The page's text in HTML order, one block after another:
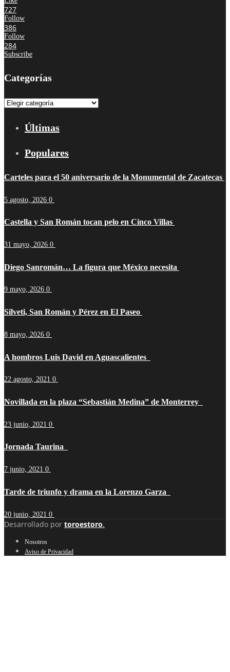
727
Follow
386
Follow
284
Subscribe
Categorías
Categorías
Últimas
Populares
Carteles para el 50 aniversario de la Monumental de Zacatecas
5 agosto, 2026 0
Castella y San Román tocan pelo en Cinco Villas
31 mayo, 2026 0
Diego Sanromán… La figura que México necesita
9 mayo, 2026 0
Silveti, San Román y Pérez en El Paseo
8 mayo, 2026 0
A hombros Luis David en Aguascalientes
22 agosto, 2021 0
Novillada en la plaza “Sebastián Medina” de Monterrey
23 junio, 2021 0
Jornada Taurina
7 junio, 2021 0
Tarde de triunfo y drama en la Lorenzo Garza
20 junio, 2021 0
Desarrollado por toroestoro.
Nosotros
Aviso de Privacidad